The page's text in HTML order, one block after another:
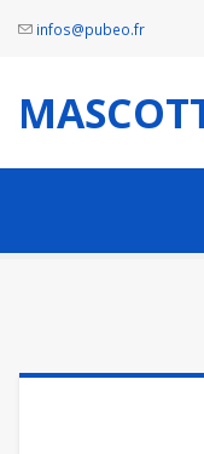
infos@pubeo.fr